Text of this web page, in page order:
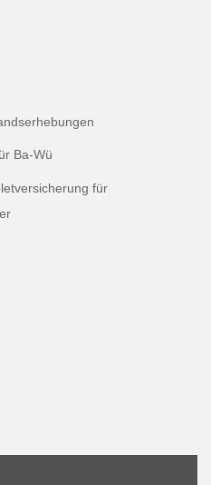
Ba-Wü
für